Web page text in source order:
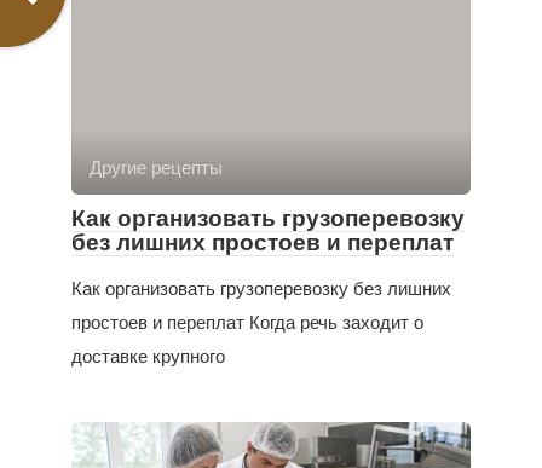
Другие рецепты
Как организовать грузоперевозку
без лишних простоев и переплат
Как организовать грузоперевозку без лишних
простоев и переплат Когда речь заходит о
доставке крупного